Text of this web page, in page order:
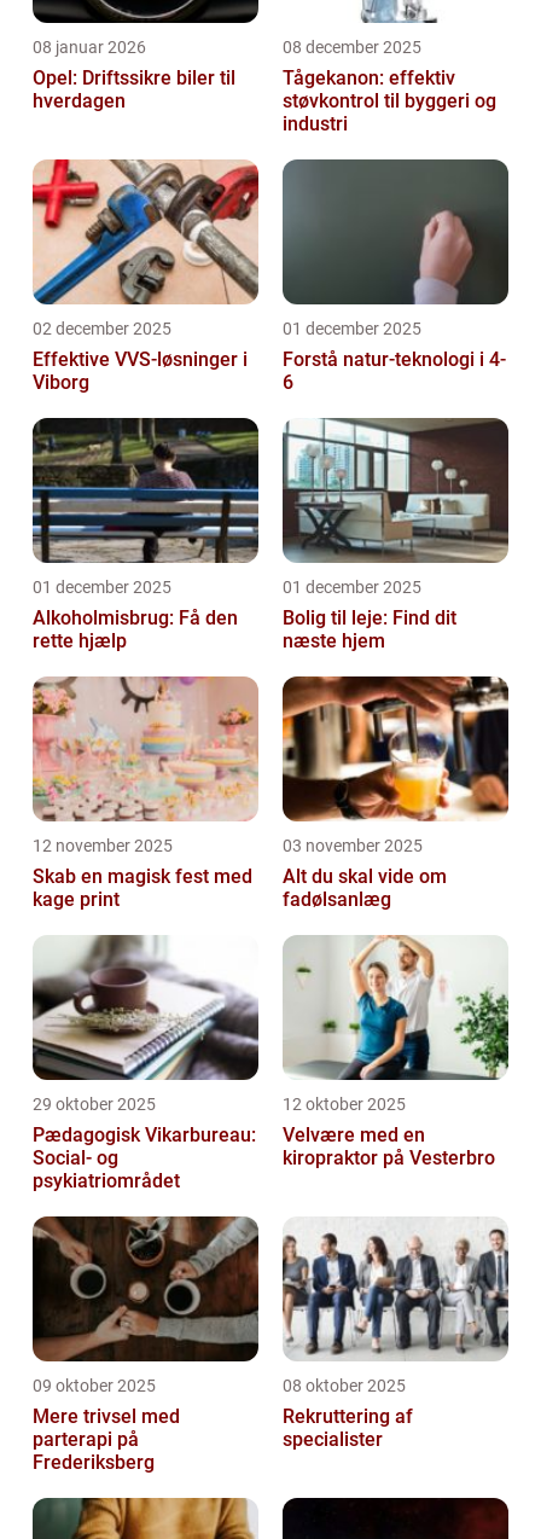
08 januar 2026
Opel: Driftssikre biler til
hverdagen
08 december 2025
Tågekanon: effektiv
støvkontrol til byggeri og
industri
02 december 2025
Effektive VVS-løsninger i
Viborg
01 december 2025
Forstå natur-teknologi i 4-
6
01 december 2025
Alkoholmisbrug: Få den
rette hjælp
01 december 2025
Bolig til leje: Find dit
næste hjem
12 november 2025
Skab en magisk fest med
kage print
03 november 2025
Alt du skal vide om
fadølsanlæg
29 oktober 2025
Pædagogisk Vikarbureau:
Social- og
psykiatriområdet
12 oktober 2025
Velvære med en
kiropraktor på Vesterbro
09 oktober 2025
Mere trivsel med
parterapi på
Frederiksberg
08 oktober 2025
Rekruttering af
specialister